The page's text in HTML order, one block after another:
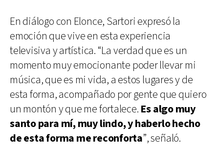
En diálogo con Elonce, Sartori expresó la
emoción que vive en esta experiencia
televisiva y artística. “La verdad que es un
momento muy emocionante poder llevar mi
música, que es mi vida, a estos lugares y de
esta forma, acompañado por gente que quiero
un montón y que me fortalece. Es algo muy
santo para mí, muy lindo, y haberlo hecho
de esta forma me reconforta”, señaló.